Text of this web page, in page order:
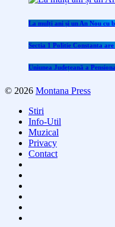
La mulți ani și un An Nou cu
Sectia 1 Politie Constanta are
Uniunea Județeană a
© 2026 Montana Press
Stiri
Info-Util
Muzical
Privacy
Contact